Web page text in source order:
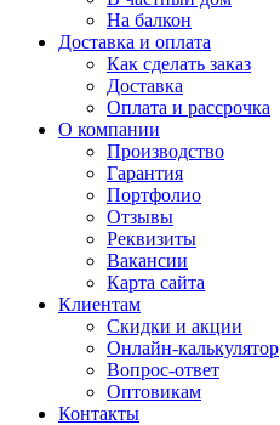
На балкон
Доставка и оплата
Как сделать заказ
Доставка
Оплата и рассрочка
О компании
Производство
Гарантия
Портфолио
Отзывы
Реквизиты
Вакансии
Карта сайта
Клиентам
Скидки и акции
Онлайн-калькулятор
Вопрос-ответ
Оптовикам
Контакты